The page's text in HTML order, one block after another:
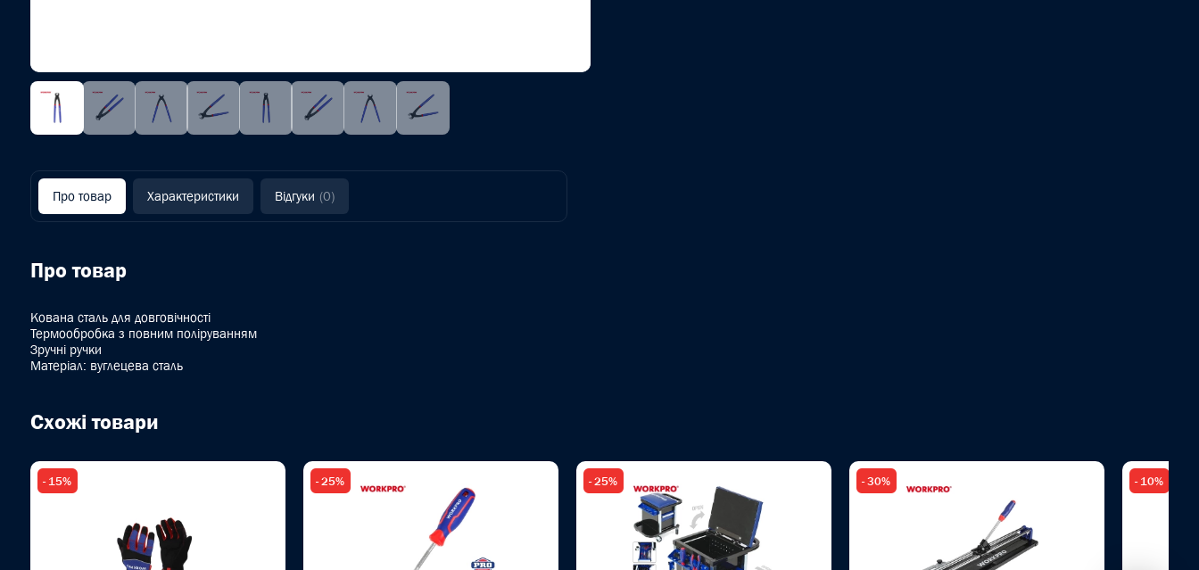
Про товар Характеристики Відгуки (0)
Про товар
Кована сталь для довговічності
Термообробка з повним поліруванням
Зручні ручки
Матеріал: вуглецева сталь
Схожі товари
- 15% - 25% - 25% - 30% - 10%